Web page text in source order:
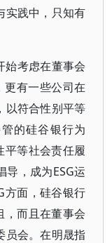
实践中，只知有
始考虑在董事会
更有一些公司在
以符合性别平等
的硅谷银行为
平等社会责任履
，成为ESG运
方面，硅谷银行
，而且在董事会
员会。在明晟指